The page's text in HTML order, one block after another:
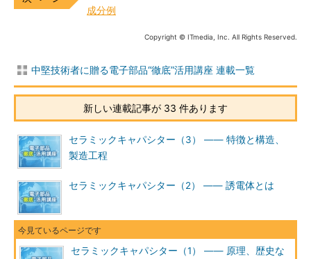
成分例
Copyright © ITmedia, Inc. All Rights Reserved.
中堅技術者に贈る電子部品“徹底”活用講座 連載一覧
新しい連載記事が 33 件あります
セラミックキャパシター（3） ―― 特徴と構造、
製造工程
セラミックキャパシター（2） ―― 誘電体とは
セラミックキャパシター（1） ―― 原理、歴史な